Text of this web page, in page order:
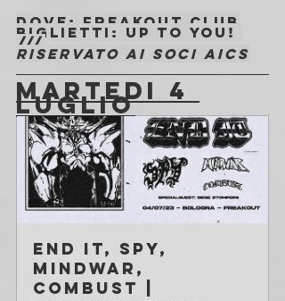
Dove : Freakout Club
Biglietti : Up to You!
///
Riservato ai soci AICS
MARTEDI 4
LUGLIO
End It, Spy,
Mindwar,
Combust |